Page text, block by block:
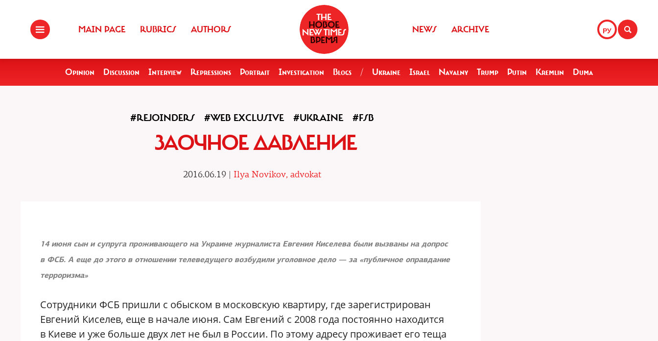
MAIN PAGE RUBRICS AUTHORS РУ
NEWS ARCHIVE
Opinion Discussion Interview Repressions Portrait Investigation Blogs / Ukraine Israel Navalny Trump Putin Kremlin Duma
#REJOINDERS #WEB EXCLUSIVE #UKRAINE #FSB
ЗАОЧНОЕ ДАВЛЕНИЕ
2016.06.19 | Ilya Novikov, advokat
14 июня сын и супруга проживающего на Украине журналиста Евгения Киселева были вызваны на допрос
в ФСБ. А еще до этого в отношении телеведущего возбудили уголовное дело — за «публичное оправдание
терроризма»
Сотрудники ФСБ пришли с обыском в московскую квартиру, где зарегистрирован
Евгений Киселев, еще в начале июня. Сам Евгений с 2008 года постоянно находится
в Киеве и уже больше двух лет не был в России. По этому адресу проживает его теща